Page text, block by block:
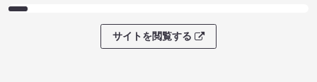
サイトを閲覧する